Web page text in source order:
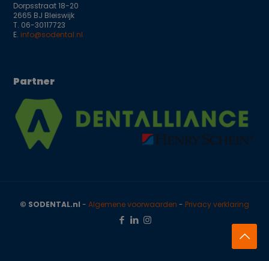
Dorpsstraat 18-20
2665 BJ Bleiswijk
T. 06-30117723
E. info@sodental.nl
Partner
© SODENTAL.nl - Algemene voorwaarden - Privacy verklaring